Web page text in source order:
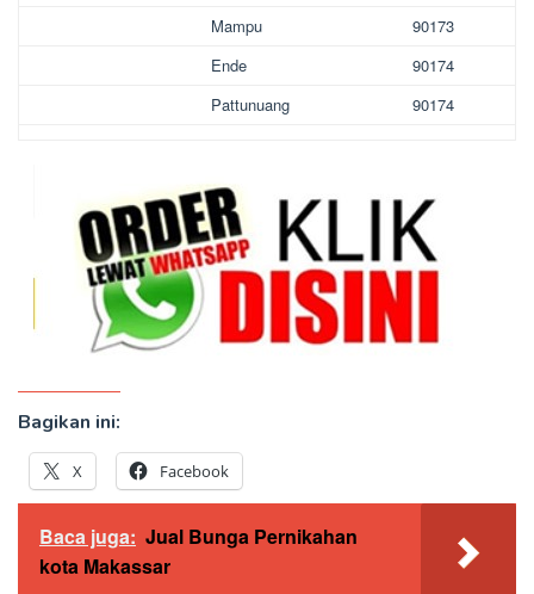
Mampu
90173
Ende
90174
Pattunuang
90174
Bagikan ini:
X Facebook
Baca juga: Jual Bunga Pernikahan
kota Makassar